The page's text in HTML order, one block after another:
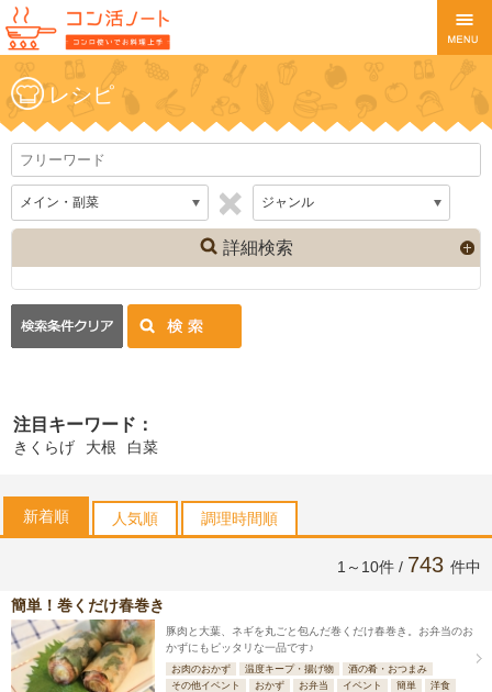
レシピ
詳細検索
注目キーワード：
きくらげ 大根 白菜
新着順 人気順 調理時間順
1～10件 / 743 件中
簡単！巻くだけ春巻き
豚肉と大葉、ネギを丸ごと包んだ巻くだけ春巻き。お弁当のお
かずにもピッタリな一品です♪
お肉のおかず 温度キープ・揚げ物
酒の肴・おつまみ
その他イベント
おかず お弁当 イベント 簡単 洋食